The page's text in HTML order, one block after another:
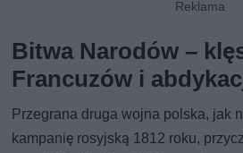
Bitwa Narodów –
Francuzów i
Przegrana druga wojna polska, jak
kampanię rosyjską 1812 roku,